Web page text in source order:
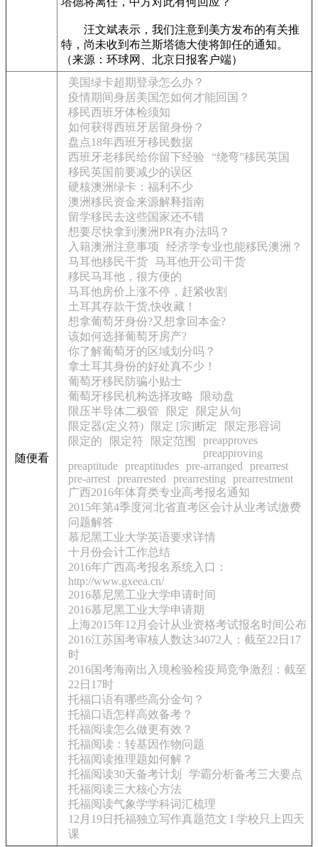
汪文斌表示，我们注意到美方发布的有关推
特，尚未收到布兰斯塔德大使将卸任的通知。
（来源：环球网、北京日报客户端）
随便看
美国绿卡超期登录怎么办？
疫情期间身居美国怎如何才能回国？
移民西班牙体检须知
如何获得西班牙居留身份？
盘点18年西班牙移民数据
西班牙老移民给你留下经验
“绕弯”移民英国
移民英国前要减少的误区
硬核澳洲绿卡：福利不少
澳洲移民资金来源解释指南
留学移民去这些国家还不错
想要尽快拿到澳洲PR有办法吗？
入籍澳洲注意事项
经济学专业也能移民澳洲？
马耳他移民干货 马耳他开公司干货
移民马耳他，很方便的
马耳他房价上涨不停，赶紧收割
土耳其存款干货,快收藏！
想拿葡萄牙身份?又想拿回本金?
该如何选择葡萄牙房产?
你了解葡萄牙的区域划分吗？
拿土耳其身份的好处真不少！
葡萄牙移民防骗小贴士
葡萄牙移民机构选择攻略
限动盘
限压半导体二极管
限定
限定从句
限定器(定义符)
限定 [宗]断定
限定形容词
限定的
限定符 限定范围
preapproves
preapproving
preaptitude preaptitudes pre-arranged
prearrest
pre-arrest prearrested prearresting
prearrestment
广西2016年体育类专业高考报名通知
2015年第4季度河北省直考区会计从业考试缴费
问题解答
慕尼黑工业大学英语要求详情
十月份会计工作总结
2016年广西高考报名系统入口：
http://www.gxeea.cn/
2016慕尼黑工业大学申请时间
2016慕尼黑工业大学申请期
上海2015年12月会计从业资格考试报名时间公布
2016江苏国考审核人数达34072人：截至22日17
时
2016国考海南出入境检验检疫局竞争激烈：截至
22日17时
托福口语有哪些高分金句？
托福口语怎样高效备考？
托福阅读怎么做更有效？
托福阅读：转基因作物问题
托福阅读推理题如何解？
托福阅读30天备考计划
学霸分析备考三大要点
托福阅读三大核心方法
托福阅读气象学学科词汇梳理
12月19日托福独立写作真题范文 I 学校只上四天
课